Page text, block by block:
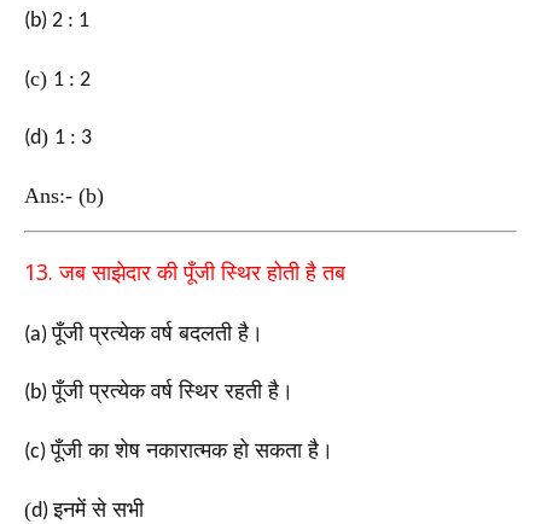
(b) 2 : 1
(c) 1 : 2
(d) 1 : 3
Ans:- (b)
13.जब साझेदार की पूँजी स्थिर होती है तब
(a)पूँजी प्रत्येक वर्ष बदलती है।
(b)पूँजी प्रत्येक वर्ष स्थिर रहती है।
(c)पूँजी का शेष नकारात्मक हो सकता है।
(d)इनमें से सभी